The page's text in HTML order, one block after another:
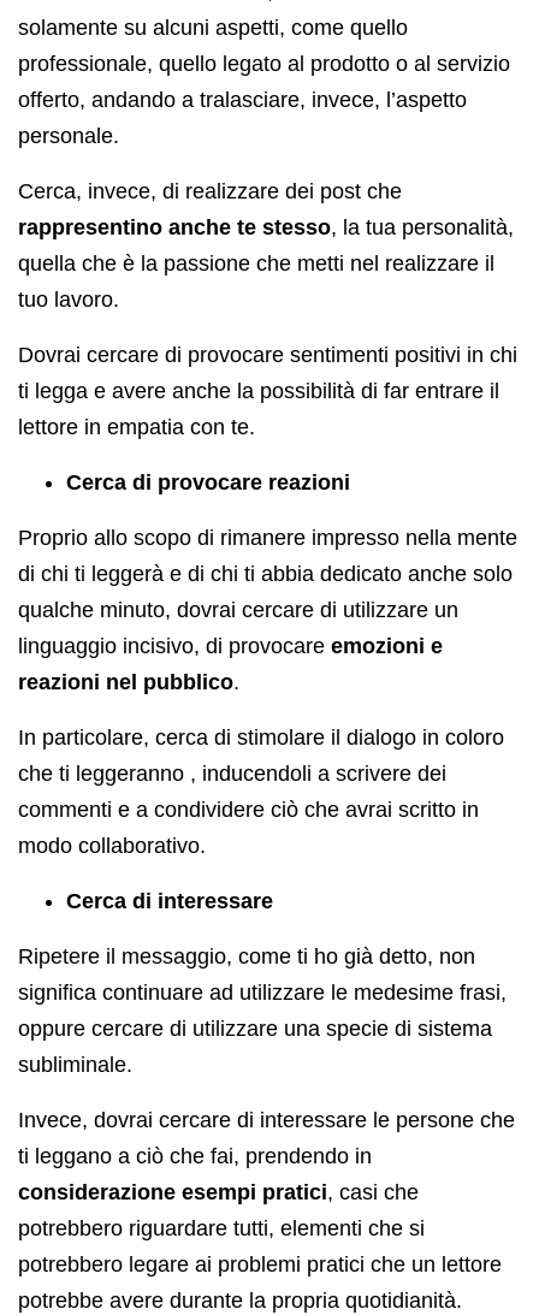
solamente su alcuni aspetti, come quello
professionale, quello legato al prodotto o al servizio
offerto, andando a tralasciare, invece, l’aspetto
personale.
Cerca, invece, di realizzare dei post che
rappresentino anche te stesso, la tua personalità,
quella che è la passione che metti nel realizzare il
tuo lavoro.
Dovrai cercare di provocare sentimenti positivi in chi
ti legga e avere anche la possibilità di far entrare il
lettore in empatia con te.
Cerca di provocare reazioni
Proprio allo scopo di rimanere impresso nella mente
di chi ti leggerà e di chi ti abbia dedicato anche solo
qualche minuto, dovrai cercare di utilizzare un
linguaggio incisivo, di provocare emozioni e
reazioni nel pubblico.
In particolare, cerca di stimolare il dialogo in coloro
che ti leggeranno , inducendoli a scrivere dei
commenti e a condividere ciò che avrai scritto in
modo collaborativo.
Cerca di interessare
Ripetere il messaggio, come ti ho già detto, non
significa continuare ad utilizzare le medesime frasi,
oppure cercare di utilizzare una specie di sistema
subliminale.
Invece, dovrai cercare di interessare le persone che
ti leggano a ciò che fai, prendendo in
considerazione esempi pratici, casi che
potrebbero riguardare tutti, elementi che si
potrebbero legare ai problemi pratici che un lettore
potrebbe avere durante la propria quotidianità.